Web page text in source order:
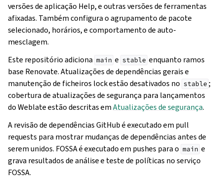
versões de aplicação Help, e outras versões de ferramentas
afixadas. Também configura o agrupamento de pacote
selecionado, horários, e comportamento de auto-
mesclagem.
Este repositório adiciona main e stable enquanto ramos
base Renovate. Atualizações de dependências gerais e
manutenção de ficheiros lock estão desativados no stable ;
cobertura de atualizações de segurança para lançamentos
do Weblate estão descritas emAtualizações de segurança.
A revisão de dependências GitHub é executado em pull
requests para mostrar mudanças de dependências antes de
serem unidos. FOSSA é executado em pushes para o main e
grava resultados de análise e teste de políticas no serviço
FOSSA.